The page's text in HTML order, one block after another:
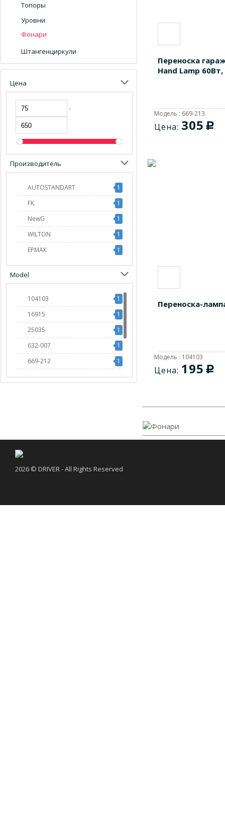
Топоры
Уровни
Фонари
Штангенциркули
Цена
-
Производитель
AUTOSTANDART
1
FK.
1
NewG
1
WILTON
1
ЕРМАК
1
Model
104103
1
16915
1
25035
1
632-007
1
669-212
1
669-213
1
Переноска
Hand Lamp
Цена: 305 c
Модель : 669-213
Переноска-
Цена: 195 c
Модель : 104103
2026 © DRIVER - All Rights Reserved